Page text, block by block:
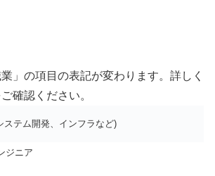
」の項目の表記が変わります。詳しく
確認ください。
ステム開発、インフラなど)
ジニア